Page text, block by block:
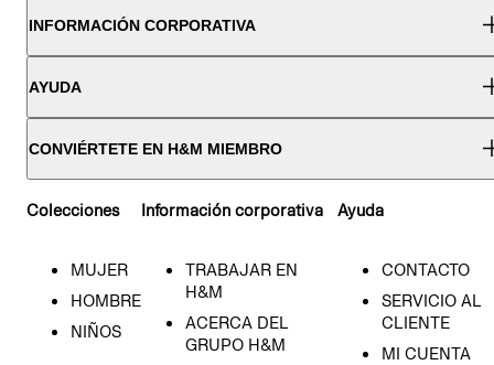
INFORMACIÓN CORPORATIVA
AYUDA
CONVIÉRTETE EN H&M MIEMBRO
Colecciones
MUJER
HOMBRE
NIÑOS
Información corporativa
TRABAJAR EN
H&M
ACERCA DEL
GRUPO H&M
Ayuda
CONTACTO
SERVICIO AL
CLIENTE
MI CUENTA